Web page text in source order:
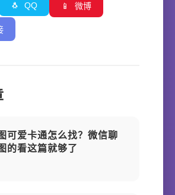
🐧 QQ 📱 微博
可爱卡通怎么找？微信聊
的看这篇就够了